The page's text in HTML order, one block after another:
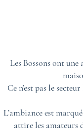
Les Bossons ont
Ce n’est pas le
L’ambiance est
attire les amateurs